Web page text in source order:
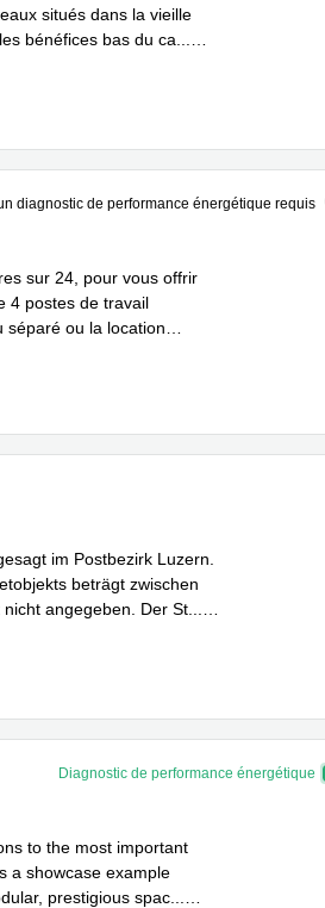
situés dans la vieille
bénéfices bas du ca
diagnostic de performance énergétique requis
sur 24, pour vous offrir
4 postes de travail
séparé ou la location
im Postbezirk Luzern.
beträgt zwischen
angegeben. Der St
Diagnostic de performance énergétique
to the most important
a showcase example
prestigious spac